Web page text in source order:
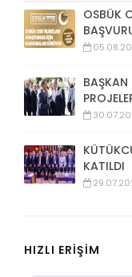
OSBÜK
BAŞKAN
KATILDI
HIZLI ERİŞİM